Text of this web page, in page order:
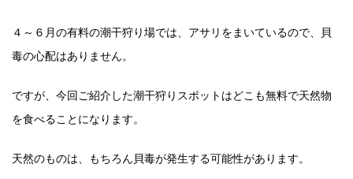
４～６月の有料の潮干狩り場では、アサリをまいているので、貝
毒の心配はありません。
ですが、今回ご紹介した潮干狩りスポットはどこも無料で天然物
を食べることになります。
天然のものは、もちろん貝毒が発生する可能性があります。